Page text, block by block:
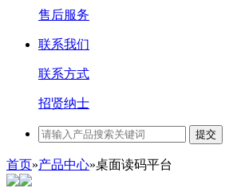
售后服务
联系我们
联系方式
招贤纳士
提交
首页»产品中心»桌面读码平台